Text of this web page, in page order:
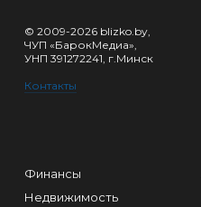
© 2009-2026 blizko.by,
ЧУП «БарокМедиа»,
УНП 391272241, г.Минск
Контакты
Финансы
Недвижимость